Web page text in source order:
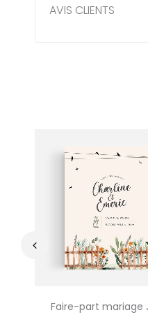
AVIS CLIENTS
Faire-part mariage